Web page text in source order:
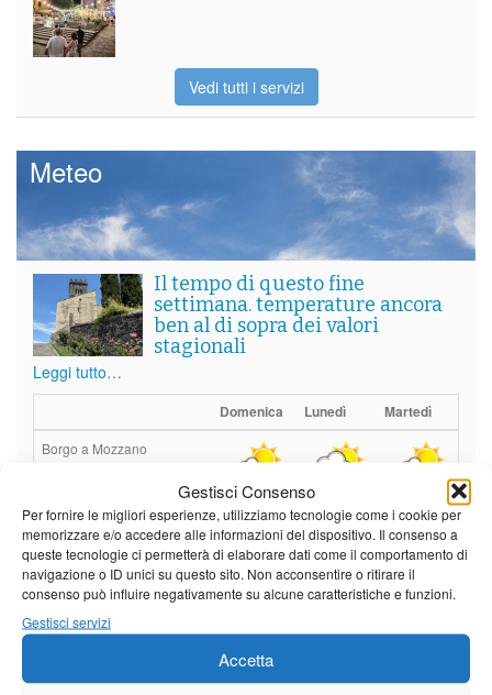
Gestisci Consenso
Per fornire le migliori esperienze, utilizziamo tecnologie come i cookie per
memorizzare e/o accedere alle informazioni del dispositivo. Il consenso a
queste tecnologie ci permetterà di elaborare dati come il comportamento di
navigazione o ID unici su questo sito. Non acconsentire o ritirare il
consenso può influire negativamente su alcune caratteristiche e funzioni.
Gestisci servizi
Accetta
Vedi tutti i servizi
Meteo
Il tempo di questo fine
settimana. temperature ancora
ben al di sopra dei valori
stagionali
Leggi tutto…
Domenica Lunedì Martedì
Borgo a Mozzano
25°C|36°C 21°C
Barga
25°C|33°C 21°C|34°C 22°C|35°C
Castelnuovo Garfagnana
25°C|33°C 21°C|34°C 22°C|35°C